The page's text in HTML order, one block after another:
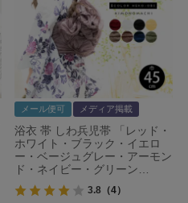
メール便可 メディア掲載
浴衣 帯 しわ兵児帯 「レッド・
ホワイト・ブラック・イエロ
ー・ベージュグレー・アーモン
ド・ネイビー・グリーン…
3.8 （4）